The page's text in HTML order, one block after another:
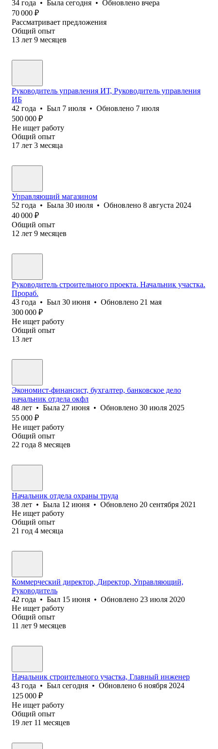
34 года • Была сегодня • Обновлено вчера
70 000 ₽
Рассматривает предложения
Общий опыт
13 лет 9 месяцев
Руководитель управления ИТ, Руководитель управления
ИБ
42 года • Был 7 июля • Обновлено 7 июля
500 000 ₽
Не ищет работу
Общий опыт
17 лет 3 месяца
Управляющий магазином
52 года • Была 30 июля • Обновлено 8 августа 2024
40 000 ₽
Общий опыт
12 лет 9 месяцев
Руководитель строительного проекта. Начальник участка.
Прораб.
43 года • Был 30 июня • Обновлено 21 мая
300 000 ₽
Не ищет работу
Общий опыт
13 лет
Экономист-финансист, бухгалтер, банковское дело
начальник отдела окфл
48 лет • Была 27 июня • Обновлено 30 июля 2025
55 000 ₽
Не ищет работу
Общий опыт
22 года 8 месяцев
Начальник отдела охраны труда
38 лет • Была 12 июня • Обновлено 20 сентября 2021
Не ищет работу
Общий опыт
21 год 4 месяца
Коммерческий директор, Директор, Управляющий,
Руководитель
42 года • Был 15 июня • Обновлено 23 июля 2020
Не ищет работу
Общий опыт
11 лет 9 месяцев
Начальник строительного участка, Главный инженер
43 года • Был сегодня • Обновлено 6 ноября 2024
125 000 ₽
Не ищет работу
Общий опыт
19 лет 11 месяцев